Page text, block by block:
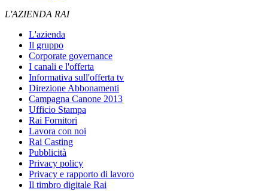
L'AZIENDA RAI
L'azienda
Il gruppo
Corporate governance
I canali e l'offerta
Informativa sull'offerta tv
Direzione Abbonamenti
Campagna Canone 2013
Ufficio Stampa
Rai Fornitori
Lavora con noi
Rai Casting
Pubblicità
Privacy policy
Privacy e rapporto di lavoro
Il timbro digitale Rai